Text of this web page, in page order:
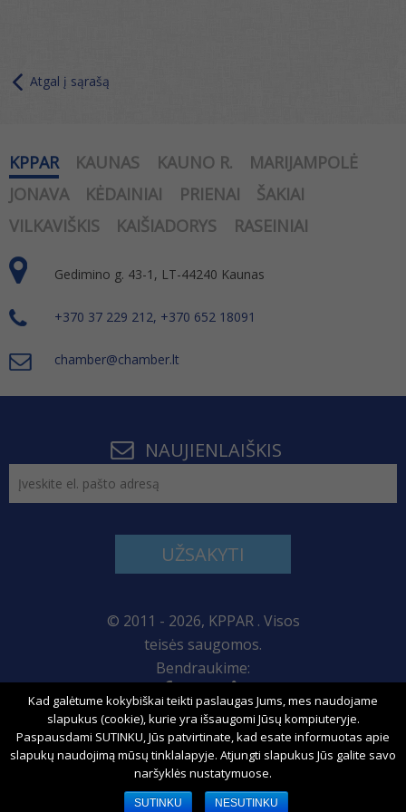
Atgal į sąrašą
KPPAR KAUNAS KAUNO R.
MARIJAMPOLĖ
JONAVA
KĖDAINIAI PRIENAI
ŠAKIAI
VILKAVIŠKIS
KAIŠIADORYS RASEINIAI
Gedimino g. 43-1, LT-44240 Kaunas
+370 37 229 212, +370 652 18091
chamber@chamber.lt
NAUJIENLAIŠKIS
UŽSAKYTI
© 2011 - 2026, KPPAR . Visos
teisės saugomos.
Bendraukime:
Svetainės žemėlapis
Kad galėtume kokybiškai teikti paslaugas Jums, mes naudojame
slapukus (cookie), kurie yra išsaugomi Jūsų kompiuteryje.
Paspausdami SUTINKU, Jūs patvirtinate, kad esate informuotas apie
slapukų naudojimą mūsų tinklalapyje. Atjungti slapukus Jūs galite savo
naršyklės nustatymuose.
SUTINKU NESUTINKU